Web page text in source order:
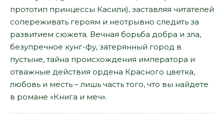
прототип принцессы Касили), заставляя читателей
сопереживать героям и неотрывно следить за
развитием сюжета. Вечная борьба добра и зла,
безупречное кунг-фу, затерянный город в
пустыне, тайна происхождения императора и
отважные действия ордена Красного цветка,
любовь и месть – лишь часть того, что вы найдете
в романе «Книга и меч».